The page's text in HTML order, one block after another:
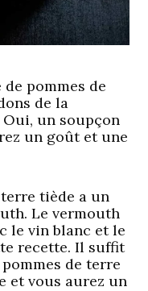
pommes de
de la
Oui, un soupçon
un goût et une
tiède a un
Le vermouth
le vin blanc et le
recette. Il suffit
de terre
et vous aurez un